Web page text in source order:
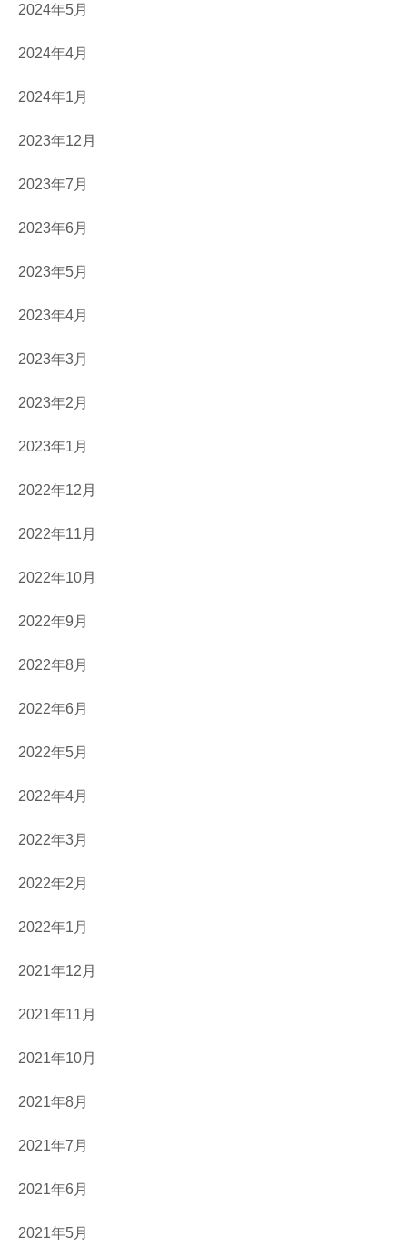
2024年5月
2024年4月
2024年1月
2023年12月
2023年7月
2023年6月
2023年5月
2023年4月
2023年3月
2023年2月
2023年1月
2022年12月
2022年11月
2022年10月
2022年9月
2022年8月
2022年6月
2022年5月
2022年4月
2022年3月
2022年2月
2022年1月
2021年12月
2021年11月
2021年10月
2021年8月
2021年7月
2021年6月
2021年5月